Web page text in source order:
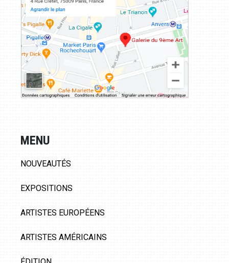
MENU
NOUVEAUTÉS
EXPOSITIONS
ARTISTES EUROPÉENS
ARTISTES AMÉRICAINS